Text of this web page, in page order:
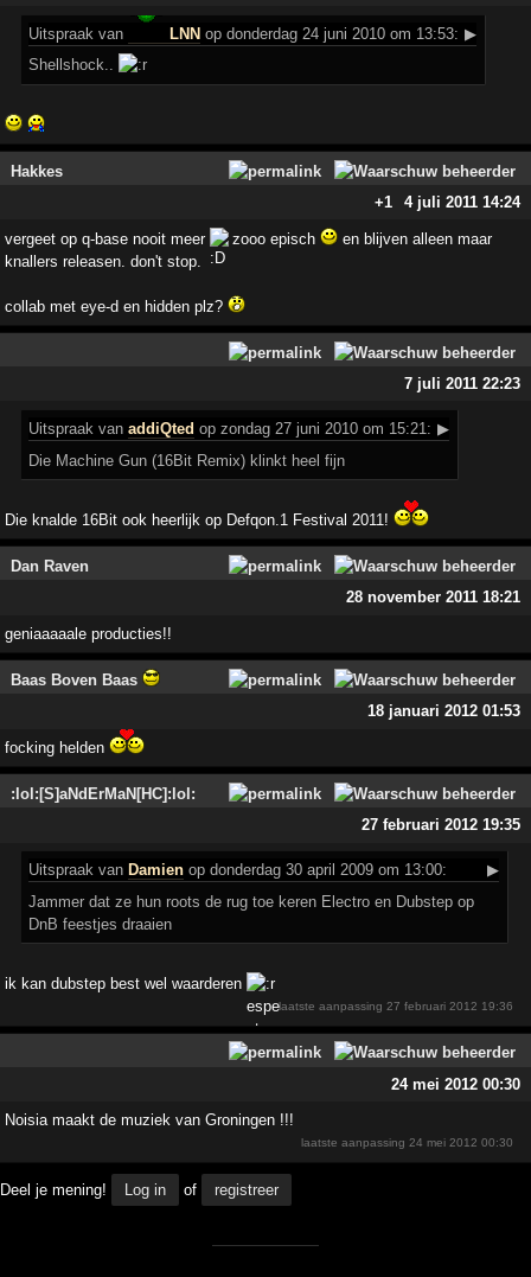
Uitspraak van LNN op donderdag 24 juni 2010 om 13:53: ▶
Shellshock..
Hakkes
+1
4 juli 2011 14:24
vergeet op q-base nooit meer zooo episch
en blijven alleen maar
knallers releasen. don't stop.
collab met eye-d en hidden plz?
7 juli 2011 22:23
Uitspraak vanaddiQted op zondag 27 juni 2010 om 15:21: ▶
Die Machine Gun (16Bit Remix) klinkt heel fijn
Die knalde 16Bit ook heerlijk op Defqon.1 Festival 2011!
Dan Raven
28 november 2011 18:21
geniaaaaale producties!!
Baas Boven Baas
18 januari 2012 01:53
focking helden
:lol:[S]aNdErMaN[HC]:lol:
27 februari 2012 19:35
Uitspraak van Damien op donderdag 30 april 2009 om 13:00:
▶
Jammer dat ze hun roots de rug toe keren Electro en Dubstep op
DnB feestjes draaien
ik kan dubstep best wel waarderen
laatste aanpassing27 februari 2012 19:36
24 mei 2012 00:30
Noisia maakt de muziek van Groningen !!!
laatste aanpassing24 mei 2012 00:30
Deel je mening! Log in of registreer